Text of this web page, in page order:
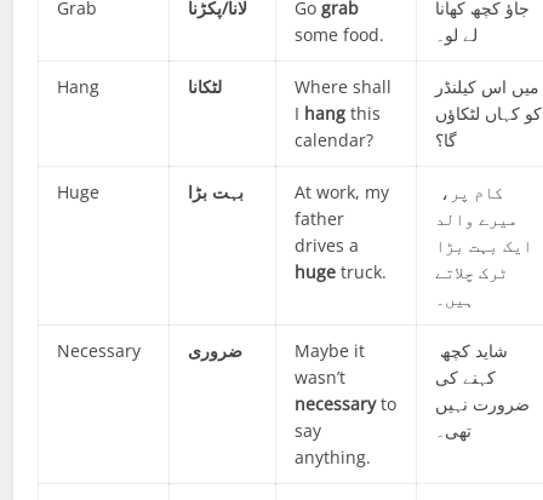
Grab لانا/پکڑنا Gograb
some food.
جاؤ کچھ کھانا
لے لو۔
Hang لٹکانا
Where shall
I hang this
calendar?
میں اس کیلنڈر
کو کہاں لٹکاؤں
گا؟
Huge بہت بڑا
At work, my
father
drives a
huge truck.
میرے والد
ایک بہت بڑا
ٹرک چلاتے
ہیں۔
Necessary ضروری
Maybe it
wasn’t
necessaryto
say
anything.
کہنے کی
ضرورت نہیں
تھی۔